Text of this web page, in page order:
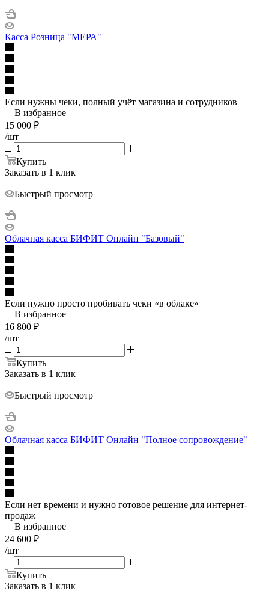
Касса Розница "МЕРА"
Если нужны чеки, полный учёт магазина и сотрудников
В избранное
15 000 ₽
/шт
Купить
Заказать в 1 клик
Быстрый просмотр
Облачная касса БИФИТ Онлайн "Базовый"
Если нужно просто пробивать чеки «в облаке»
В избранное
16 800 ₽
/шт
Купить
Заказать в 1 клик
Быстрый просмотр
Облачная касса БИФИТ Онлайн "Полное сопровождение"
Если нет времени и нужно готовое решение для интернет-
продаж
В избранное
24 600 ₽
/шт
Купить
Заказать в 1 клик